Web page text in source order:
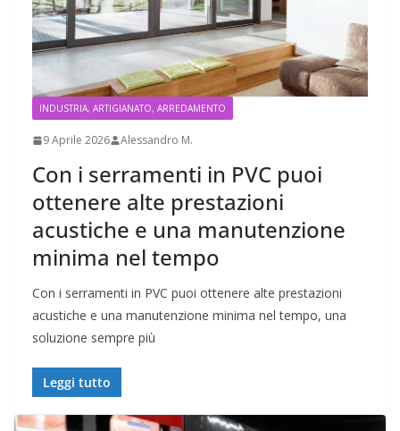
INDUSTRIA, ARTIGIANATO, ARREDAMENTO
9 Aprile 2026 Alessandro M.
Con i serramenti in PVC puoi
ottenere alte prestazioni
acustiche e una manutenzione
minima nel tempo
Con i serramenti in PVC puoi ottenere alte prestazioni
acustiche e una manutenzione minima nel tempo, una
soluzione sempre più
Leggi tutto